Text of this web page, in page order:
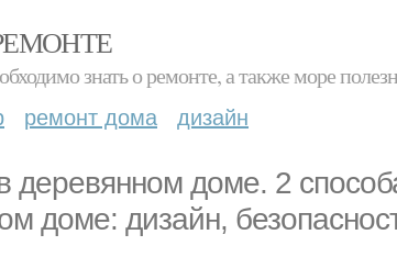
знать о ремонте, а также море
ремонт дома дизайн
деревянном доме. 2
доме: дизайн,